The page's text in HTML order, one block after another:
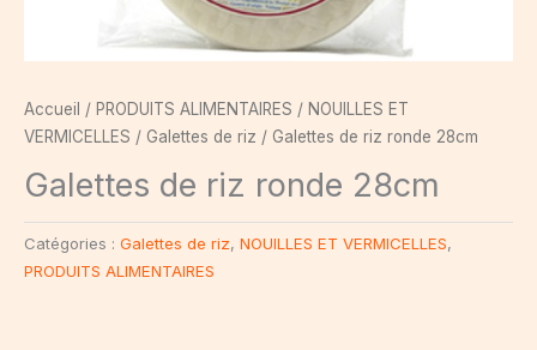
Accueil / PRODUITS ALIMENTAIRES / NOUILLES ET
VERMICELLES / Galettes de riz / Galettes de riz ronde 28cm
Galettes de riz ronde 28cm
Catégories : Galettes de riz, NOUILLES ET VERMICELLES,
PRODUITS ALIMENTAIRES